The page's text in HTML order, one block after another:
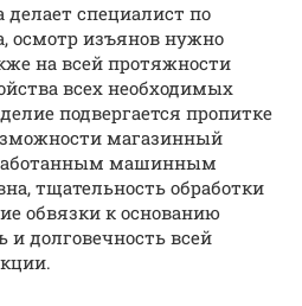
делает специалист по
осмотр изъянов нужно
на всей протяжности
всех необходимых
подвергается пропитке
магазинный
машинным
тщательность обработки
обвязки к основанию
долговечность всей